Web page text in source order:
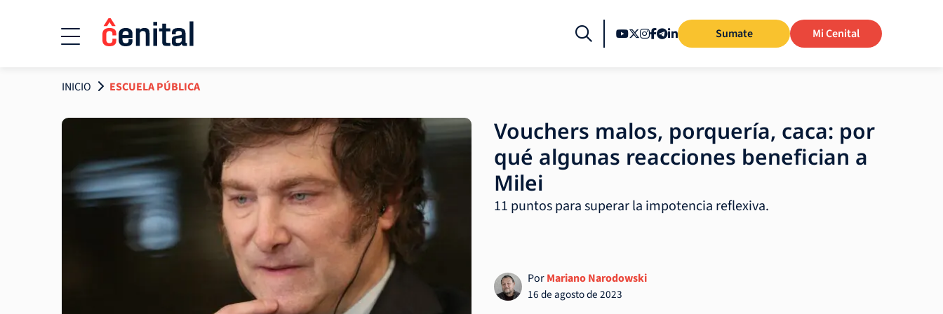
Sumate Mi Cenital
INICIO ESCUELA PÚBLICA
Vouchers malos, porquería, caca: por
qué algunas reacciones benefician a
Milei
11 puntos para superar la impotencia reflexiva.
PorMariano Narodowski
16 de agosto de 2023